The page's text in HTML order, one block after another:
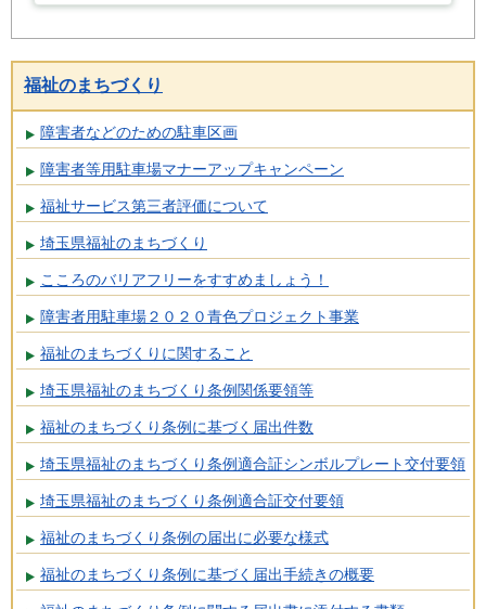
福祉のまちづくり
障害者などのための駐車区画
障害者等用駐車場マナーアップキャンペーン
福祉サービス第三者評価について
埼玉県福祉のまちづくり
こころのバリアフリーをすすめましょう！
障害者用駐車場２０２０青色プロジェクト事業
福祉のまちづくりに関すること
埼玉県福祉のまちづくり条例関係要領等
福祉のまちづくり条例に基づく届出件数
埼玉県福祉のまちづくり条例適合証シンボルプレート交付要領
埼玉県福祉のまちづくり条例適合証交付要領
福祉のまちづくり条例の届出に必要な様式
福祉のまちづくり条例に基づく届出手続きの概要